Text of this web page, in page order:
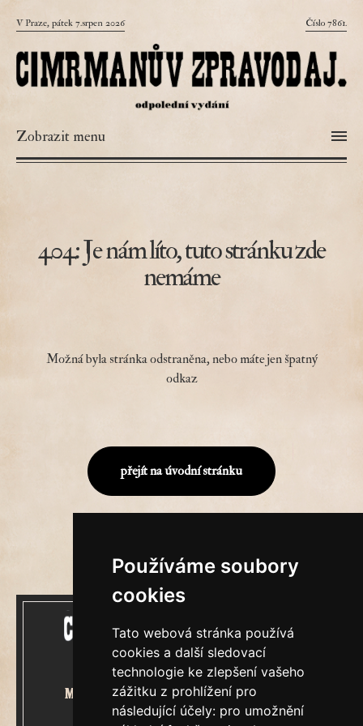
Používáme soubory
cookies
Tato webová stránka používá
cookies a další sledovací
technologie ke zlepšení vašeho
zážitku z prohlížení pro
následující účely: pro umožnění
V Praze, pátek 7.srpen 2026 Číslo 7861.
Zobrazit menu
404: Je nám líto, tuto stránku zde
nemáme
Možná byla stránka odstraněna, nebo máte jen špatný
odkaz
přejít na úvodní stránku
Mecenášem Cimrmanova Zpravodaje
je společnost